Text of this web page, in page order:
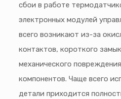
сбои в работе
электронных модулей
всего возникают из-за
контактов, короткого
механического
компонентов. Чаще всего
детали приходится